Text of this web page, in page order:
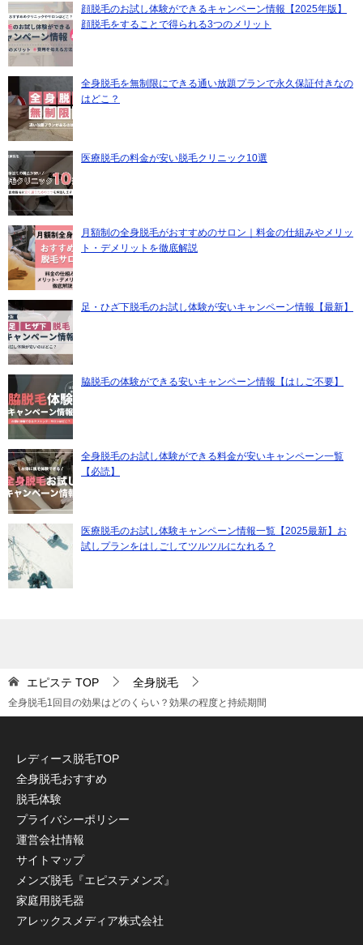
顔脱毛のお試し体験ができるキャンペーン情報【2025年版】
顔脱毛をすることで得られる3つのメリット
全身脱毛を無制限にできる通い放題プランで永久保証付きなの
はどこ？
医療脱毛の料金が安い脱毛クリニック10選
月額制の全身脱毛がおすすめのサロン｜料金の仕組みやメリッ
ト・デメリットを徹底解説
足・ひざ下脱毛のお試し体験が安いキャンペーン情報【最新】
脇脱毛の体験ができる安いキャンペーン情報【はしご不要】
全身脱毛のお試し体験ができる料金が安いキャンペーン一覧
【必読】
医療脱毛のお試し体験キャンペーン情報一覧【2025最新】お
試しプランをはしごしてツルツルになれる？
エピステ TOP 全身脱毛
全身脱毛1回目の効果はどのくらい？効果の程度と持続期間
レディース脱毛TOP
全身脱毛おすすめ
脱毛体験
プライバシーポリシー
運営会社情報
サイトマップ
メンズ脱毛『エピステメンズ』
家庭用脱毛器
アレックスメディア株式会社